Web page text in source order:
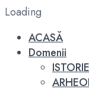
Loading
ACASĂ
Domenii
ISTORIE